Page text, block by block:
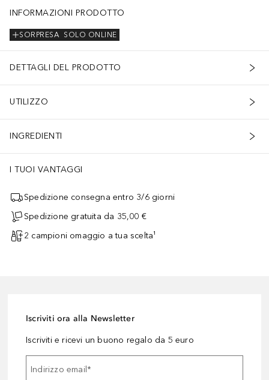
INFORMAZIONI PRODOTTO
SOLO ONLINE
SORPRESA
DETTAGLI DEL PRODOTTO
UTILIZZO
INGREDIENTI
I TUOI VANTAGGI
Spedizione consegna entro 3/6 giorni
Spedizione gratuita da 35,00 €
2 campioni omaggio a tua scelta¹
Iscriviti ora alla Newsletter
Iscriviti e ricevi un buono regalo da 5 euro
Indirizzo email*